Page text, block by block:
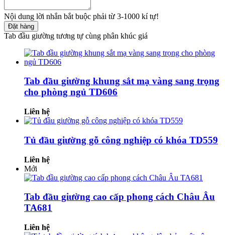
Nội dung lời nhắn bắt buộc phải từ 3-1000 kí tự!
Đặt hàng
Tab đầu giường tương tự cùng phân khúc giá
Tab đầu giường khung sắt mạ vàng sang trọng
cho phòng ngủ TD606
Liên hệ
Tủ đầu giường gỗ công nghiệp có khóa TD559
Liên hệ
Mới
Tab đầu giường cao cấp phong cách Châu Âu
TA681
Liên hệ